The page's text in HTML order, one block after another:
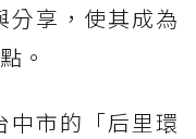
分享，使其成為
。
中市的「后里環